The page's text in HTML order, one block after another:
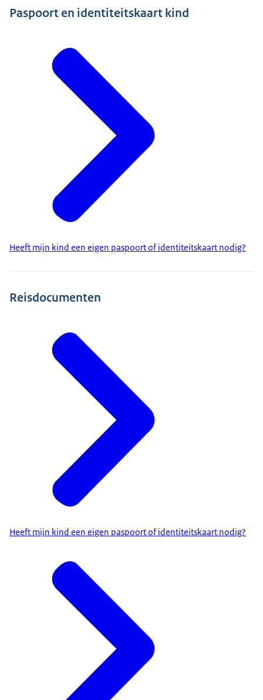
Paspoort en identiteitskaart kind
Heeft mijn kind een eigen paspoort of identiteitskaart nodig?
Reisdocumenten
Heeft mijn kind een eigen paspoort of identiteitskaart nodig?